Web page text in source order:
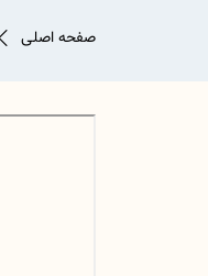
صفحه اصلی